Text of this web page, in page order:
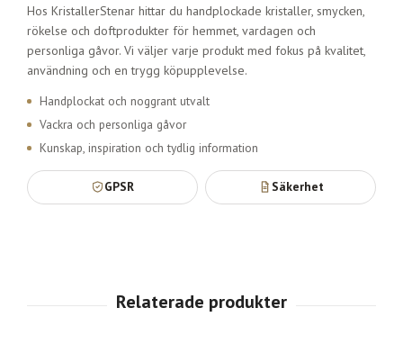
Hos KristallerStenar hittar du handplockade kristaller, smycken,
rökelse och doftprodukter för hemmet, vardagen och
personliga gåvor. Vi väljer varje produkt med fokus på kvalitet,
användning och en trygg köpupplevelse.
Handplockat och noggrant utvalt
Vackra och personliga gåvor
Kunskap, inspiration och tydlig information
GPSR Säkerhet